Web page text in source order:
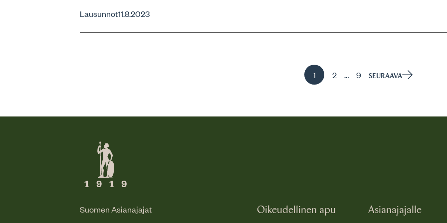
Lausunnot11.8.2023
Sivu
1
, Aktiivinen sivu
Sivu
2 … Sivu
9 SEURAAVA
Suomen Asianajajat
Oikeudellinen apu Asianajajalle